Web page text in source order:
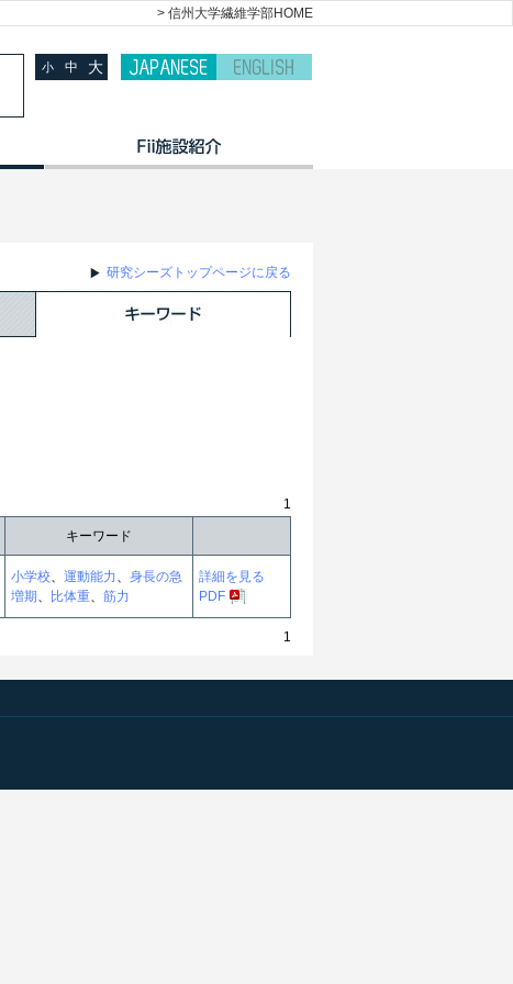
> 信州大学繊維学部HOME
小 中 大
研究シーズトップページに戻る
1
キーワード
小学校、 運動能力、 身長の急
増期、 比体重、 筋力
詳細を見る
PDF
1